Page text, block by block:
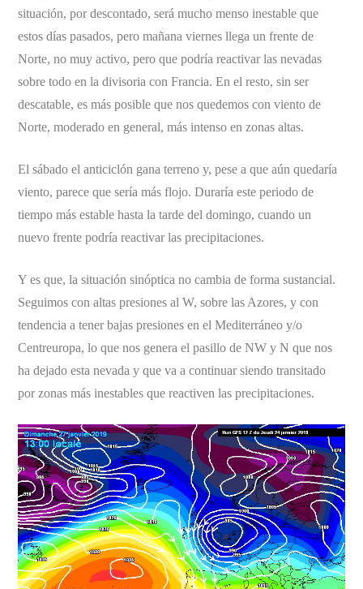
situación, por descontado, será mucho menso inestable que
estos días pasados, pero mañana viernes llega un frente de
Norte, no muy activo, pero que podría reactivar las nevadas
sobre todo en la divisoria con Francia. En el resto, sin ser
descatable, es más posible que nos quedemos con viento de
Norte, moderado en general, más intenso en zonas altas.
El sábado el anticiclón gana terreno y, pese a que aún quedaría
viento, parece que sería más flojo. Duraría este periodo de
tiempo más estable hasta la tarde del domingo, cuando un
nuevo frente podría reactivar las precipitaciones.
Y es que, la situación sinóptica no cambia de forma sustancial.
Seguimos con altas presiones al W, sobre las Azores, y con
tendencia a tener bajas presiones en el Mediterráneo y/o
Centreuropa, lo que nos genera el pasillo de NW y N que nos
ha dejado esta nevada y que va a continuar siendo transitado
por zonas más inestables que reactiven las precipitaciones.